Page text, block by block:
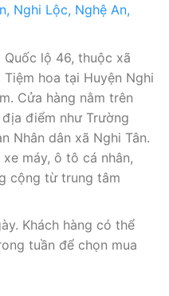
Nghi Lộc, Nghệ An,
Quốc lộ 46, thuộc xã
hoa tại Huyện Nghi
Cửa hàng nằm trên
điểm như Trường
Nhân dân xã Nghi Tân.
máy, ô tô cá nhân,
cộng từ trung tâm
Khách hàng có thể
tuần để chọn mua